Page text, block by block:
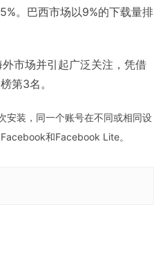
。巴西市场以9%的下载量排
市场并引起广泛关注，凭借
第3名。
装，同一个账号在不同或相同设
和Facebook Lite。